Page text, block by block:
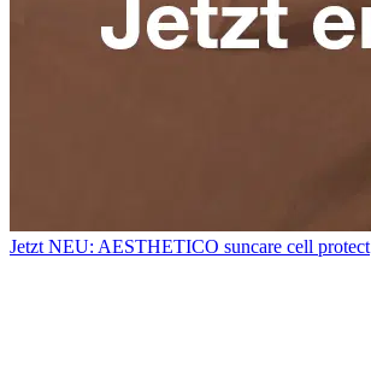
Jetzt NEU: AESTHETICO suncare cell protect